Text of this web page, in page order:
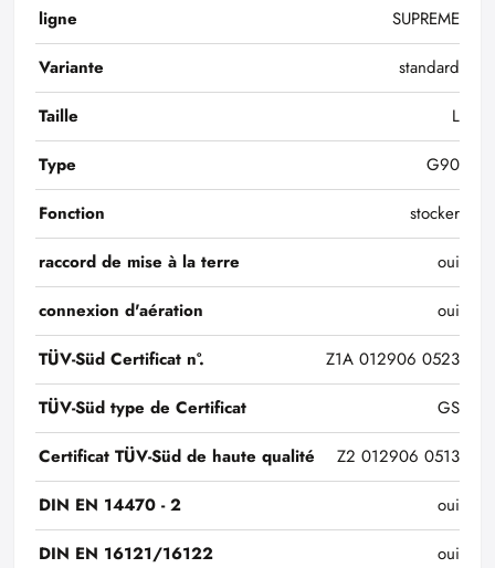
ligne
SUPREME
Variante
standard
Taille
L
Type
G90
Fonction
stocker
raccord de mise à la terre
oui
connexion d'aération
oui
TÜV-Süd Certificat n°.
Z1A 012906 0523
TÜV-Süd type de Certificat
GS
Certificat TÜV-Süd de haute qualité
Z2 012906 0513
DIN EN 14470 - 2
oui
DIN EN 16121/16122
oui